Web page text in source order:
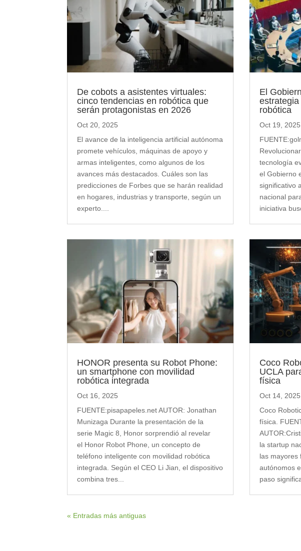
De cobots a asistentes virtuales:
cinco tendencias en robótica que
serán protagonistas en 2026
Oct 20, 2025
El avance de la inteligencia artificial autónoma
promete vehículos, máquinas de apoyo y
armas inteligentes, como algunos de los
avances más destacados. Cuáles son las
predicciones de Forbes que se harán realidad
en hogares, industrias y transporte, según un
experto....
HONOR presenta su Robot Phone:
un smartphone con movilidad
robótica integrada
Oct 16, 2025
FUENTE:pisapapeles.net AUTOR: Jonathan
Munizaga Durante la presentación de la
serie Magic 8, Honor sorprendió al revelar
el Honor Robot Phone, un concepto de
teléfono inteligente con movilidad robótica
integrada. Según el CEO Li Jian, el dispositivo
combina tres...
El
robótica
Oct 19, 2025
tecnología
el Gobierno
significativo
nacional
iniciativa
Coco
UCLA
física
Oct 14, 2025
Coco
física.
la startup
las mayores
autónomos
paso
« Entradas más antiguas